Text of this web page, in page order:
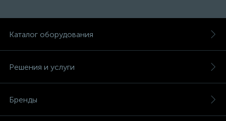
Каталог оборудования
Решения и услуги
Бренды